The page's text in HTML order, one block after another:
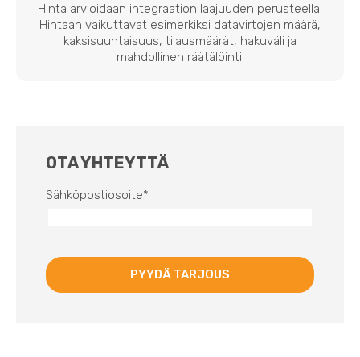
Hinta arvioidaan integraation laajuuden perusteella.
Hintaan vaikuttavat esimerkiksi datavirtojen määrä,
kaksisuuntaisuus, tilausmäärät, hakuväli ja
mahdollinen räätälöinti.
OTA YHTEYTTÄ
Sähköpostiosoite*